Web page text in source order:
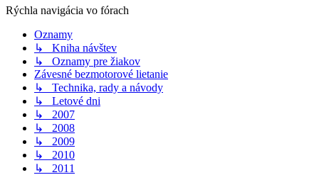
Rýchla navigácia vo fórach
Oznamy
↳ Kniha návštev
↳ Oznamy pre žiakov
Závesné bezmotorové lietanie
↳ Technika, rady a návody
↳ Letové dni
↳ 2007
↳ 2008
↳ 2009
↳ 2010
↳ 2011